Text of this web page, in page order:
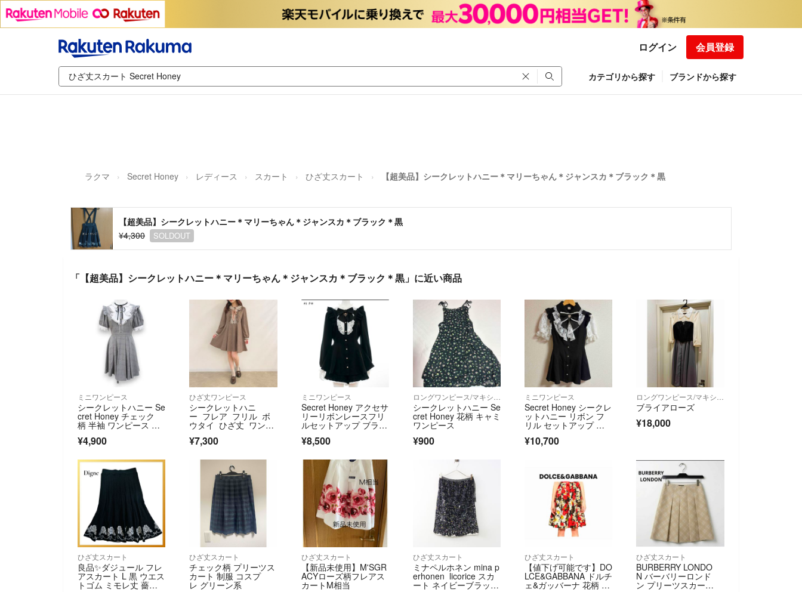
ログイン 会員登録
カテゴリから探す ブランドから探す
ラクマ Secret Honey レディース スカート ひざ丈スカート 【超美品】シークレットハニー＊マリーちゃん＊ジャンスカ＊ブラック＊黒
【超美品】シークレットハニー＊マリーちゃん＊ジャンスカ＊ブラック＊黒
¥4,300
SOLDOUT
「【超美品】シークレットハニー＊マリーちゃん＊ジャンスカ＊ブラック＊黒」に近い商品
ミニワンピース
シークレットハニー Se
cret Honey チェック
柄 半袖 ワンピース ミ
ニ
¥4,900
ひざ丈ワンピース
シークレットハニ
ー フレア フリル ボ
ウタイ ひざ丈 ワンピ
ース ブラウン 2
¥7,300
ミニワンピース
Secret Honey アクセサ
リーリボンレースフリ
ルセットアップ ブラッ
¥8,500
シークレットハニー Se
cret Honey 花柄 キャミ
ワンピース
¥900
ミニワンピース
Secret Honey シークレ
ットハニー リボン フ
リル セットアップ 半
袖
¥10,700
ブライアローズ
¥18,000
ひざ丈スカート
良品✨ダジュール フレ
アスカート L 黒 ウエス
トゴム ミモレ丈 薔
ひざ丈スカート
チェック柄 プリーツス
カート 制服 コスプ
レ グリーン系
ひざ丈スカート
【新品未使用】M'SGR
ACYローズ柄フレアス
カートM相当
ひざ丈スカート
ミナペルホネン mina p
erhonen licorice スカ
ート ネイビーブラック
ひざ丈スカート
【値下げ可能です】DO
LCE&GABBANA ドルチ
ェ&ガッバーナ 花柄 ポ
ひざ丈スカート
BURBERRY LONDO
N バーバリーロンド
ン プリーツスカー